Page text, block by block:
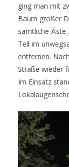
ging man mit
Baum großer
sämtliche Äste
Teil im
entfernen.
Straße wieder
Im Einsatz